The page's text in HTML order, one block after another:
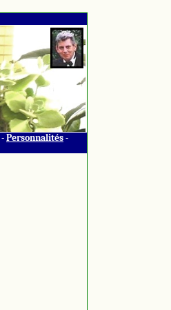
- Personnalités -